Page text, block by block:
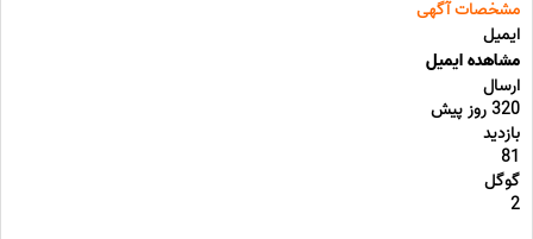
مشخصات آگهی
ایمیل
مشاهده ایمیل
ارسال
320 روز پیش
بازدید
81
گوگل
2